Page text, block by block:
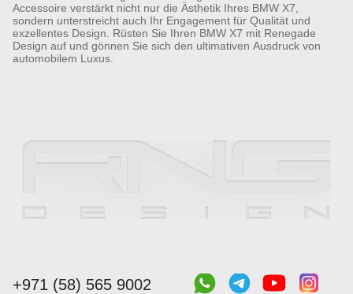
Accessoire verstärkt nicht nur die Ästhetik Ihres BMW X7,
sondern unterstreicht auch Ihr Engagement für Qualität und
exzellentes Design. Rüsten Sie Ihren BMW X7 mit Renegade
Design auf und gönnen Sie sich den ultimativen Ausdruck von
automobilem Luxus.
+971 (58) 565 9002